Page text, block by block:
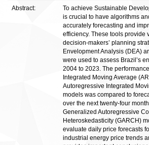
Abstract:
To achieve Sustainable
is crucial to have algorithms
accurately forecasting and
efficiency. These tools provide
decision-makers’ planning
Envelopment Analysis (DEA)
were used to assess Brazil’s
2004 to 2023. The
Integrated Moving Average
Autoregressive Integrated
models was compared to
over the next twenty-four
Generalized Autoregressive
Heteroskedasticity (GARCH)
evaluate daily price forecasts
industrial energy price trends